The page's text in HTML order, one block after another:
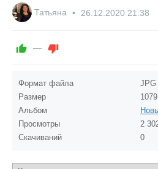
Татьяна 26.12.2020 21:38
—
Формат файла
JPG
Размер
Альбом
Просмотры
2
Скачиваний
0